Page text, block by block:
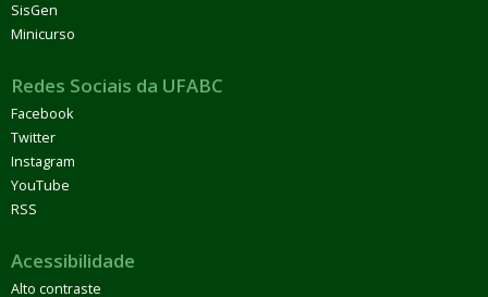
SisGen
Minicurso
Redes Sociais da UFABC
Facebook
Twitter
Instagram
YouTube
RSS
Acessibilidade
Alto contraste